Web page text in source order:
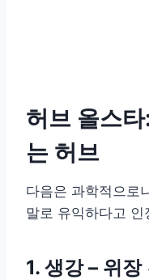
허브 올스
는 허브
다음은 과학적으로
말로 유익하다고
1. 생강 – 위